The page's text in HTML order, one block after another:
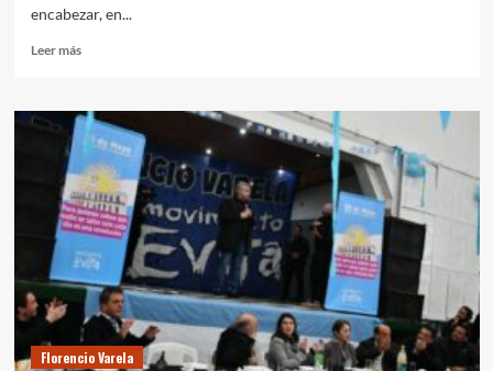
encabezar, en...
Leer másLeer
Alberto
Fernández:
“La
economía
popular
es
un
fenómeno
que
ha
llegado
para
quedarse”
Florencio Varela